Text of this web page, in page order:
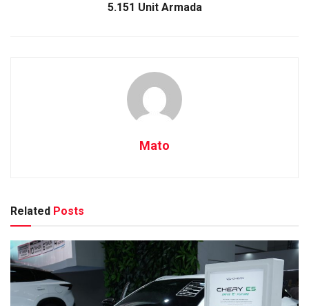
5.151 Unit Armada
Mato
Related Posts